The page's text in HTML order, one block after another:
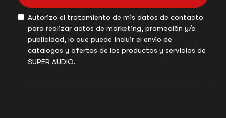
Autorizo el tratamiento de mis datos de contacto
para realizar actos de marketing, promoción y/o
publicidad, lo que puede incluir el envío de
catalogos y ofertas de los productos y servicios de
SUPER AUDIO.